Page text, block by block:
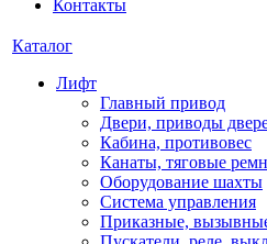
Контакты
Каталог
Лифт
Главный привод
Двери, приводы
Кабина, противовес
Канаты, тяговые
Оборудование шахты
Система управления
Приказные,